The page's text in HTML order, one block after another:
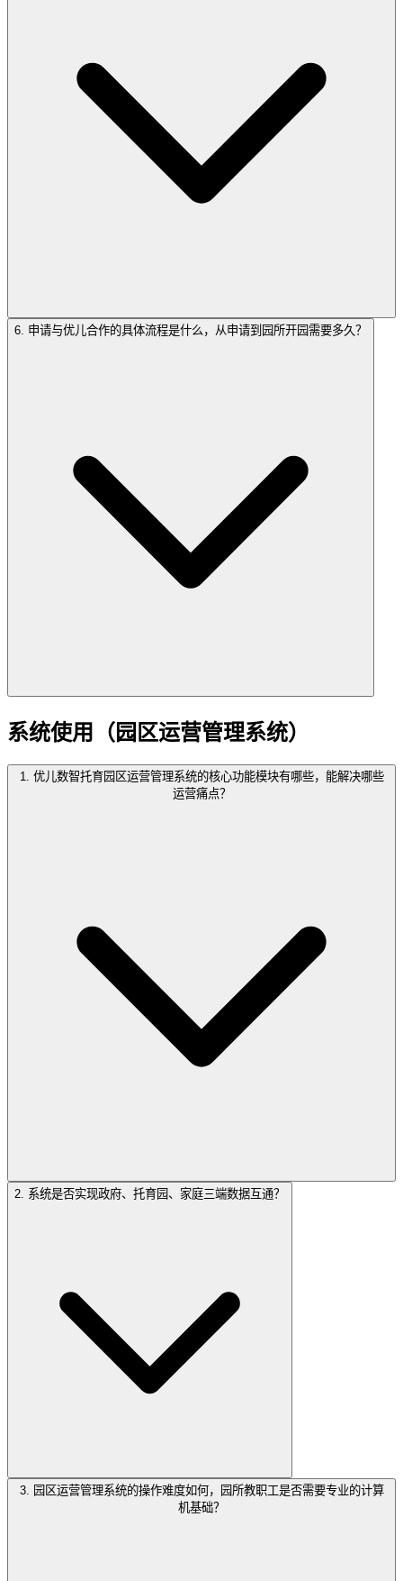
6. 申请与优儿合作的具体流程是什么，从申请到园所开园需要多久？
系统使用（园区运营管理系统）
1. 优儿数智托育园区运营管理系统的核心功能模块有哪些，能解决哪些
运营痛点？
2. 系统是否实现政府、托育园、家庭三端数据互通？
3. 园区运营管理系统的操作难度如何，园所教职工是否需要专业的计算
机基础？